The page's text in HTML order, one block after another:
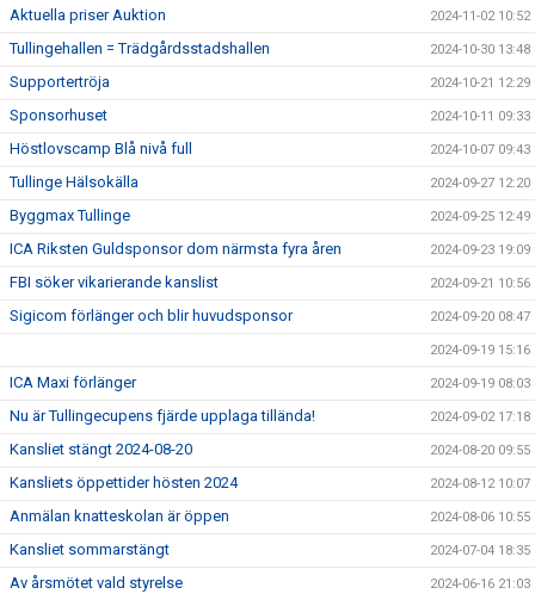
Aktuella priser Auktion 2024-11-02 10:52
Tullingehallen = Trädgårdsstadshallen 2024-10-30 13:48
Supportertröja 2024-10-21 12:29
Sponsorhuset 2024-10-11 09:33
Höstlovscamp Blå nivå full 2024-10-07 09:43
Tullinge Hälsokälla 2024-09-27 12:20
Byggmax Tullinge 2024-09-25 12:49
ICA Riksten Guldsponsor dom närmsta fyra åren 2024-09-23 19:09
FBI söker vikarierande kanslist 2024-09-21 10:56
Sigicom förlänger och blir huvudsponsor 2024-09-20 08:47
2024-09-19 15:16
ICA Maxi förlänger 2024-09-19 08:03
Nu är Tullingecupens fjärde upplaga tillända! 2024-09-02 17:18
Kansliet stängt 2024-08-20 2024-08-20 09:55
Kansliets öppettider hösten 2024 2024-08-12 10:07
Anmälan knatteskolan är öppen 2024-08-06 10:55
Kansliet sommarstängt 2024-07-04 18:35
Av årsmötet vald styrelse 2024-06-16 21:03